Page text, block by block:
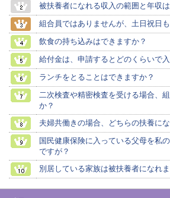
被扶養者になれる収入の範囲と年収
組合員ではありませんが、土日祝日
飲食の持ち込みはできますか？
給付金は、申請するとどのくらいで
ランチをとることはできますか？
二次検査や精密検査を受ける場合、
か？
夫婦共働きの場合、どちらの扶養に
国民健康保険に入っている父母を私
ですが？
別居している家族は被扶養者になれ